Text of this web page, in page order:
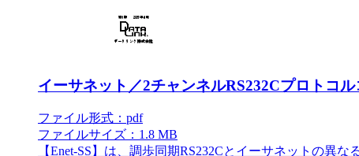
イーサネット／2チャンネルRS232Cプロトコ
ファイル形式：pdf
ファイルサイズ：1.8 MB
【Enet-SS】は、調歩同期RS232Cとイーサネットの異